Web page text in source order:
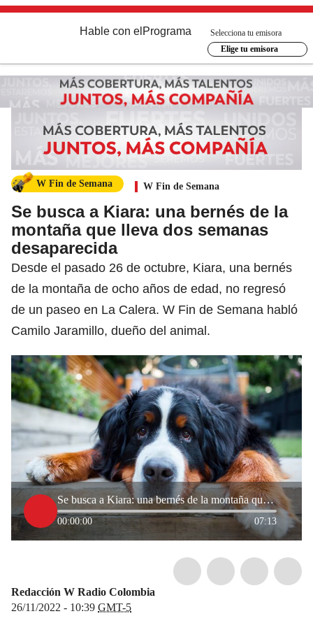
Hable con el Programa
Selecciona tu emisora
Elige tu emisora
W Fin de Semana W Fin de Semana
Se busca a Kiara: una bernés de la
montaña que lleva dos semanas
desaparecida
Desde el pasado 26 de octubre, Kiara, una bernés
de la montaña de ocho años de edad, no regresó
de un paseo en La Calera. W Fin de Semana habló
Camilo Jaramillo, dueño del animal.
Se busca a Kiara: una bernés de la montaña que lleva dos semanas desaparecida
00:00:00 07:13
Redacción W Radio Colombia
26/11/2022 - 10:39 GMT-5